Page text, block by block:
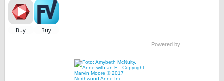
Powered by